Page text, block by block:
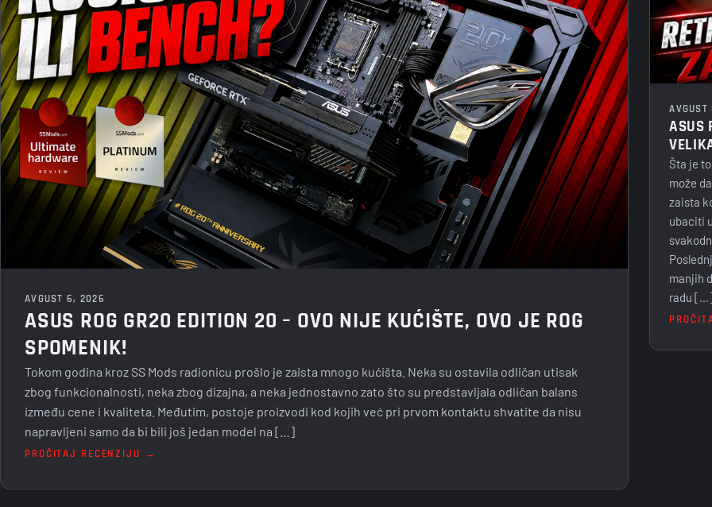
AVGUST 6, 2026
ASUS ROG GR20 EDITION 20 – OVO NIJE KUĆIŠTE, OVO JE ROG
SPOMENIK!
Tokom godina kroz SS Mods radionicu prošlo je zaista mnogo kućišta. Neka su ostavila odličan utisak
zbog funkcionalnosti, neka zbog dizajna, a neka jednostavno zato što su predstavljala odličan balans
između cene i kvaliteta. Međutim, postoje proizvodi kod kojih već pri prvom kontaktu shvatite da nisu
napravljeni samo da bi bili još jedan model na […]
PROČITAJ RECENZIJU →
ASUS
Šta je
može
zaista
ubaciti
manjih
radu